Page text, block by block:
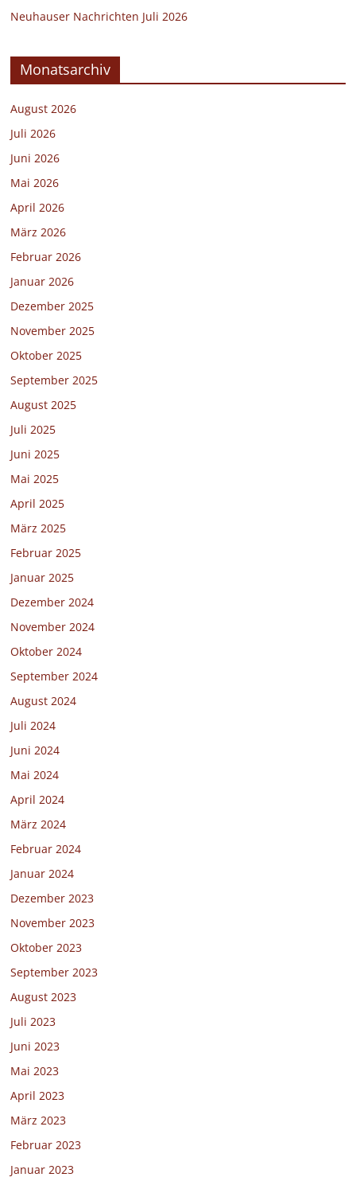
Neuhauser Nachrichten Juli 2026
Monatsarchiv
August 2026
Juli 2026
Juni 2026
Mai 2026
April 2026
März 2026
Februar 2026
Januar 2026
Dezember 2025
November 2025
Oktober 2025
September 2025
August 2025
Juli 2025
Juni 2025
Mai 2025
April 2025
März 2025
Februar 2025
Januar 2025
Dezember 2024
November 2024
Oktober 2024
September 2024
August 2024
Juli 2024
Juni 2024
Mai 2024
April 2024
März 2024
Februar 2024
Januar 2024
Dezember 2023
November 2023
Oktober 2023
September 2023
August 2023
Juli 2023
Juni 2023
Mai 2023
April 2023
März 2023
Februar 2023
Januar 2023